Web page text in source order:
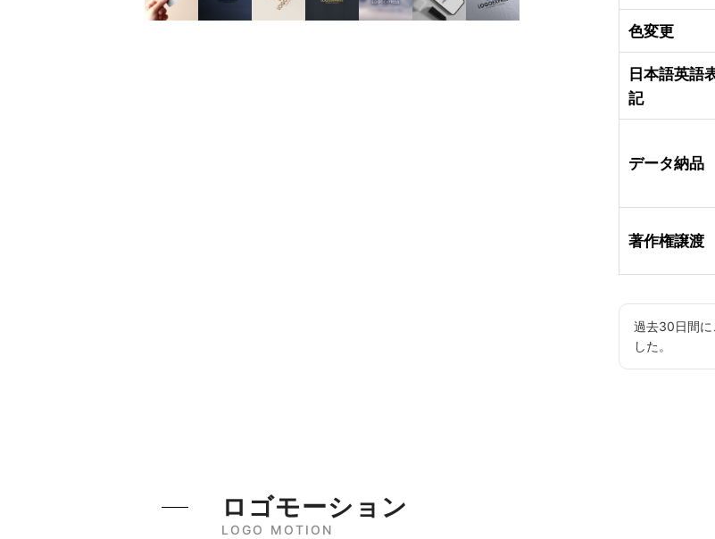
色変更
日本語英語
記
データ納品
著作権譲渡
過去30日間
した。
LOGO MOTION
ロゴモーション